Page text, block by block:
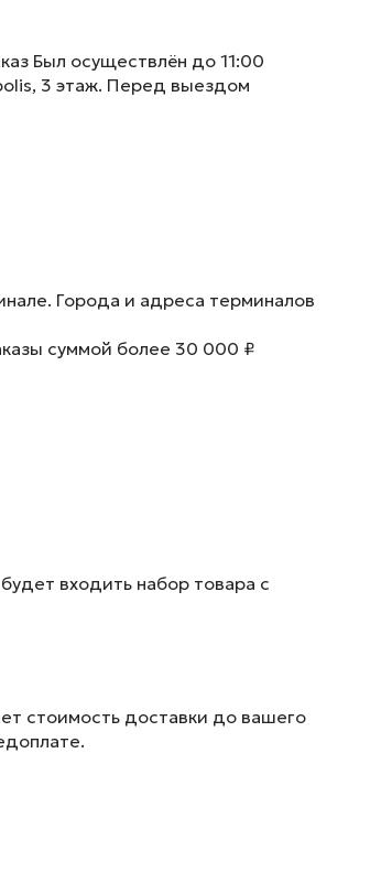
Был осуществлён до 11:00
3 этаж. Перед выездом
Города и адреса терминалов
суммой более 30 000 ₽
входить набор товара с
стоимость доставки до вашего